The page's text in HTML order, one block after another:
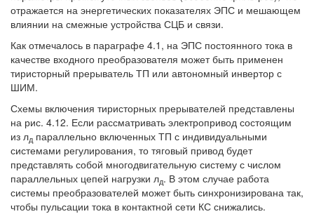
отражается на энергетических показателях ЭПС и мешающем
влиянии на смежные устройства СЦБ и связи.
Как отмечалось в параграфе 4.1, на ЭПС постоянного тока в
качестве входного преобразователя может быть применен
тиристорный прерыватель ТП или автономный инвертор с
ШИМ.
Схемы включения тиристорных прерывателей представлены
на рис. 4.12. Если рассматривать электропривод состоящим
из лд параллельно включенных ТП с индивидуальными
системами регулирования, то тяговый привод будет
представлять собой многодвигательную систему с числом
параллельных цепей нагрузки лд. В этом случае работа
системы преобразователей может быть синхронизирована так,
чтобы пульсации тока в контактной сети КС снижались.